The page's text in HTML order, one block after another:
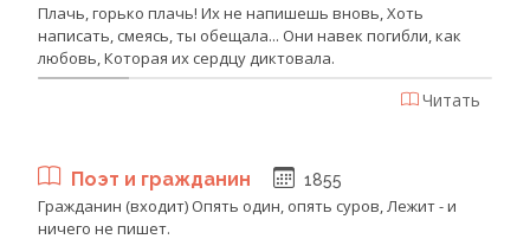
Плачь, горько плачь! Их не напишешь вновь, Хоть
написать, смеясь, ты обещала... Они навек погибли, как
любовь, Которая их сердцу диктовала.
Читать
Поэт и гражданин 1855
Гражданин (входит) Опять один, опять суров, Лежит - и
ничего не пишет.